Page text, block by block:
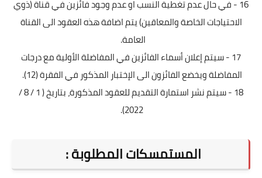
16 - في حال عدم تغطية النسب او عدم وجود فائزين في قناة (ذوي
الاحتياجات الخاصة والمعاقين) يتم اضافة هذه العقود الى القناة
العامة.
17 - سيتم إعلان أسماء الفائزين في المفاضلة الأولية مع درجات
المفاضلة ويخضع الفائزون الى الإختبار المذكور في الفقرة (12).
18 - سيتم نشر استمارة التقديم للعقود المذكورة، بتاريخ ( 1 / 8 /
2022).
المستمسكات المطلوبة :